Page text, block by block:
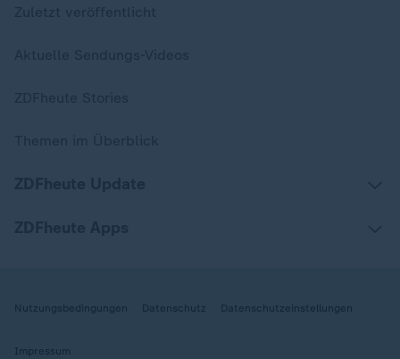
Nutzungsbedingungen Datenschutz Datenschutzeinstellungen
Impressum